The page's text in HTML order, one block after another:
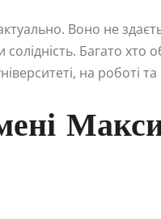
Воно не
Багато хто
на роботі